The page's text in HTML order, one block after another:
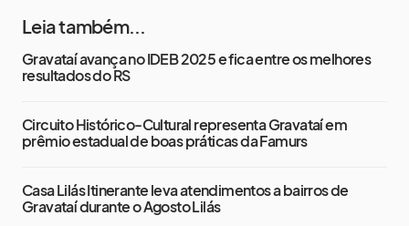
Leia também...
Gravataí avança no IDEB 2025 e fica entre os melhores
resultados do RS
Circuito Histórico-Cultural representa Gravataí em
prêmio estadual de boas práticas da Famurs
Casa Lilás Itinerante leva atendimentos a bairros de
Gravataí durante o Agosto Lilás